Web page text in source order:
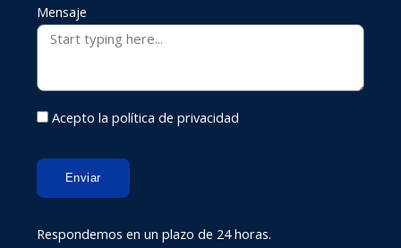
Mensaje
Acepto la política de privacidad
Enviar
Respondemos en un plazo de 24 horas.